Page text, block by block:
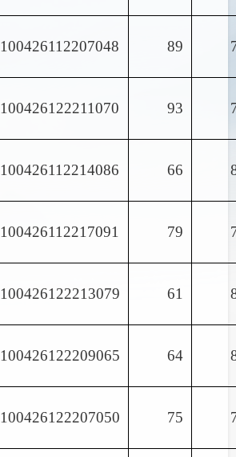
100426112207048 89
100426122211070 93
100426112214086 66
100426112217091 79
100426122213079 61
100426122209065 64
100426122207050 75